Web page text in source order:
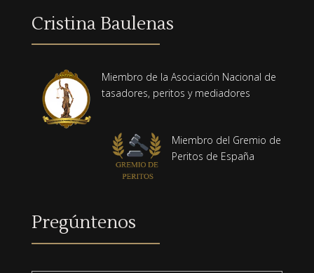
Cristina Baulenas
Miembro de la Asociación Nacional de
tasadores, peritos y mediadores
Miembro del Gremio de
Peritos de España
Pregúntenos